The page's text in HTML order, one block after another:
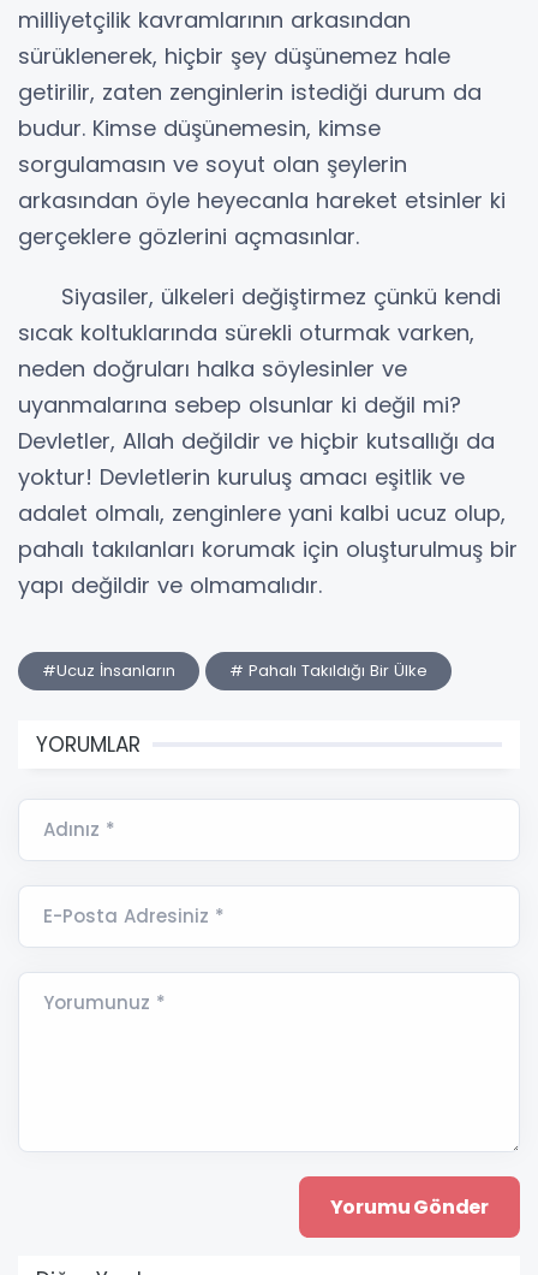
milliyetçilik kavramlarının arkasından
sürüklenerek, hiçbir şey düşünemez hale
getirilir, zaten zenginlerin istediği durum da
budur. Kimse düşünemesin, kimse
sorgulamasın ve soyut olan şeylerin
arkasından öyle heyecanla hareket etsinler ki
gerçeklere gözlerini açmasınlar.
Siyasiler, ülkeleri değiştirmez çünkü kendi
sıcak koltuklarında sürekli oturmak varken,
neden doğruları halka söylesinler ve
uyanmalarına sebep olsunlar ki değil mi?
Devletler, Allah değildir ve hiçbir kutsallığı da
yoktur! Devletlerin kuruluş amacı eşitlik ve
adalet olmalı, zenginlere yani kalbi ucuz olup,
pahalı takılanları korumak için oluşturulmuş bir
yapı değildir ve olmamalıdır.
#Ucuz İnsanların # Pahalı Takıldığı Bir Ülke
YORUMLAR
Adınız *
E-Posta Adresiniz *
Yorumunuz *